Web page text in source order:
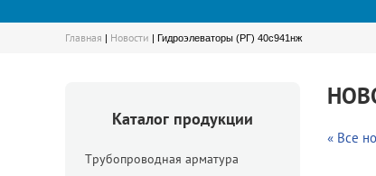
Главная Новости | Гидроэлеваторы (РГ) 40с941нж
Каталог продукции
Трубопроводная арматура
« Все